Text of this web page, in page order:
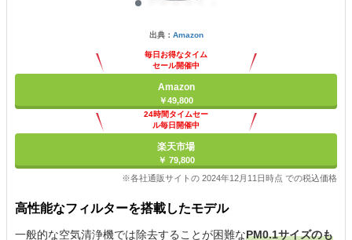
出典： Amazon
毎日お得なタイム
セール開催中
Amazon
￥49,800
24時間タイムセー
ル毎日開催中
楽天市場
￥ 79,800
※各社通販サイトの 2024年12月11日時点 での税込価格
高性能なフィルターを搭載したモデル
一般的な空気清浄機では除去することが困難なPM0.1サイズのも